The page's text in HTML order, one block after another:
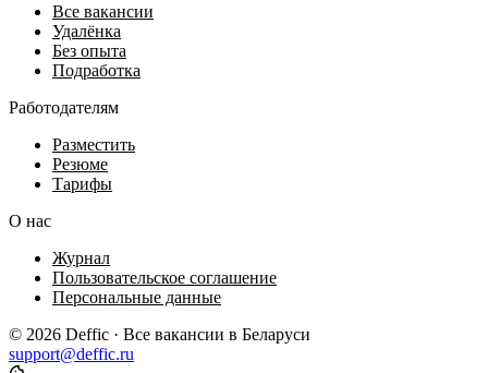
Все вакансии
Удалёнка
Без опыта
Подработка
Работодателям
Разместить
Резюме
Тарифы
О нас
Журнал
Пользовательское соглашение
Персональные данные
© 2026 Deffic · Все вакансии в Беларуси
support@deffic.ru